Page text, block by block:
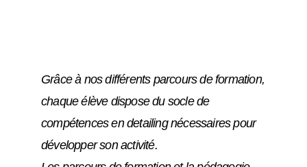
Grâce à nos différents parcours de formation,
chaque élève dispose du socle de
compétences en detailing nécessaires pour
développer son activité.